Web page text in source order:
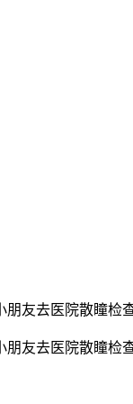
朋友去医院散瞳检
朋友去医院散瞳